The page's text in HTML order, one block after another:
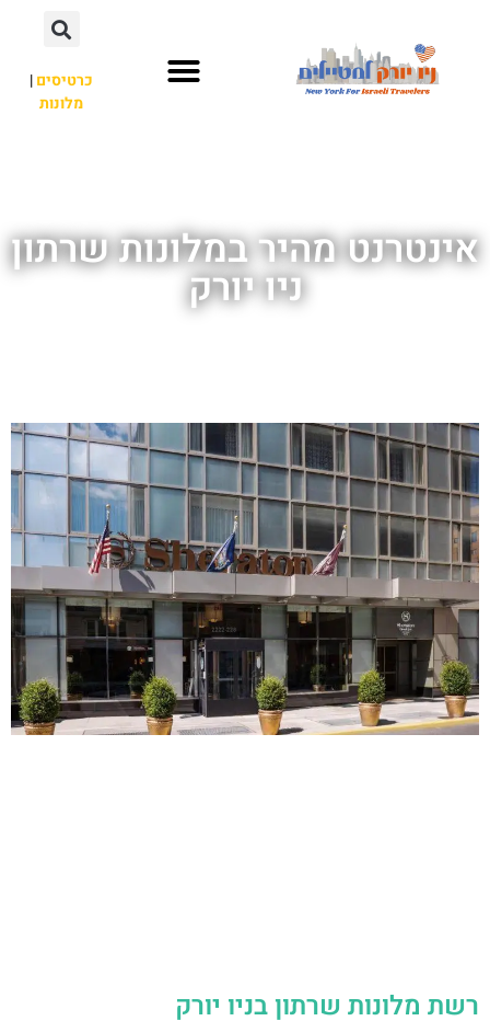
כרטיסים|
מלונות
אינטרנט מהיר במלונות שרתון
ניו יורק
רשת מלונות שרתון בניו יורק